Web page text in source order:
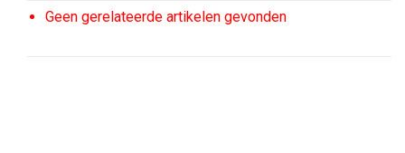
Geen gerelateerde artikelen gevonden